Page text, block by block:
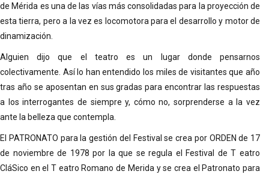
de Mérida es una de las vías más consolidadas para la proyección de
esta tierra, pero a la vez es locomotora para el desarrollo y motor de
dinamización.
Alguien dijo que el teatro es un lugar donde pensarnos
colectivamente. Así lo han entendido los miles de visitantes que año
tras año se aposentan en sus gradas para encontrar las respuestas
a los interrogantes de siempre y, cómo no, sorprenderse a la vez
ante la belleza que contempla.
El PATRONATO para la gestión del Festival se crea por ORDEN de 17
de noviembre de 1978 por la que se regula el Festival de T eatro
CláSico en el T eatro Romano de Merida y se crea el Patronato para